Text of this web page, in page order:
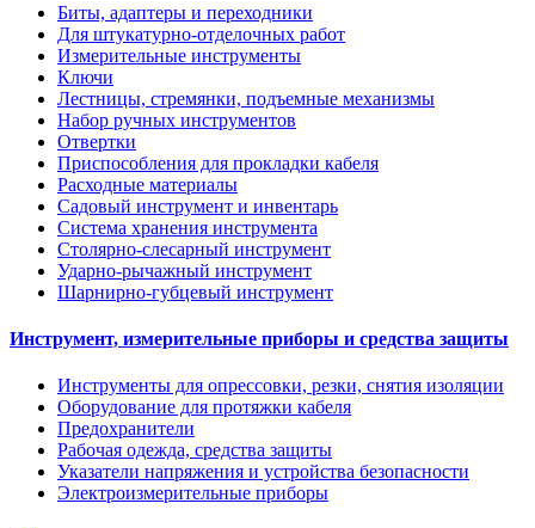
Биты, адаптеры и переходники
Для штукатурно-отделочных работ
Измерительные инструменты
Ключи
Лестницы, стремянки, подъемные механизмы
Набор ручных инструментов
Отвертки
Приспособления для прокладки кабеля
Расходные материалы
Садовый инструмент и инвентарь
Система хранения инструмента
Столярно-слесарный инструмент
Ударно-рычажный инструмент
Шарнирно-губцевый инструмент
Инструмент, измерительные приборы и средства защиты
Инструменты для опрессовки, резки, снятия изоляции
Оборудование для протяжки кабеля
Предохранители
Рабочая одежда, средства защиты
Указатели напряжения и устройства безопасности
Электроизмерительные приборы